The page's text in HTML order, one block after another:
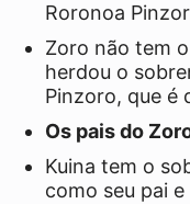
Roronoa
Zoro não tem
herdou o
Pinzoro, que é
Os pais do
Kuina tem o
como seu pai